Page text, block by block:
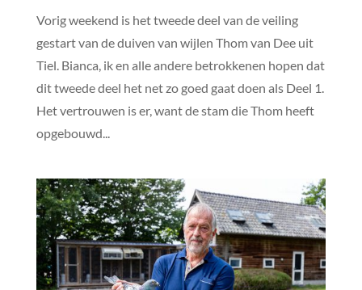
Vorig weekend is het tweede deel van de veiling
gestart van de duiven van wijlen Thom van Dee uit
Tiel. Bianca, ik en alle andere betrokkenen hopen dat
dit tweede deel het net zo goed gaat doen als Deel 1.
Het vertrouwen is er, want de stam die Thom heeft
opgebouwd...